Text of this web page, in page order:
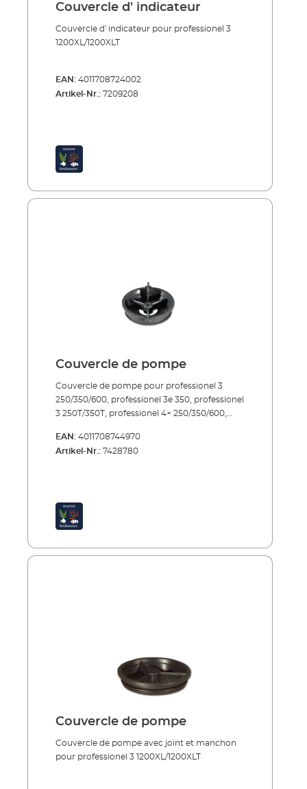
Couvercle d' indicateur
Couvercle d' indicateur pour professionel 3
1200XL/1200XLT
EAN: 4011708724002
Artikel-Nr.: 7209208
Couvercle de pompe
Couvercle de pompe pour professionel 3
250/350/600, professionel 3e 350, professionel
3 250T/350T, professionel 4+ 250/350/600,
250T/350T, professionel 5e 350
EAN: 4011708744970
Artikel-Nr.: 7428780
Couvercle de pompe
Couvercle de pompe avec joint et manchon
pour professionel 3 1200XL/1200XLT